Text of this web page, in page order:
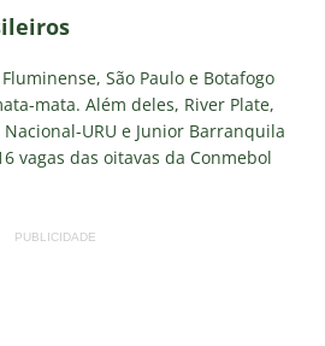
São Paulo e Botafogo
mata. Além deles, River Plate,
URU e Junior Barranquila
vagas das oitavas da Conmebol
PUBLICIDADE